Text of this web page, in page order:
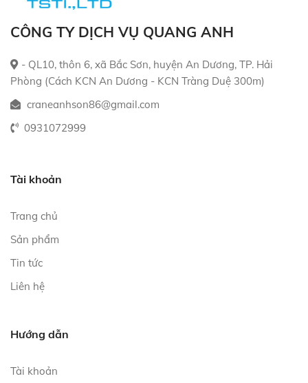
CÔNG TY DỊCH VỤ QUANG ANH
- QL10, thôn 6, xã Bắc Sơn, huyện An Dương, TP. Hải
Phòng (Cách KCN An Dương - KCN Tràng Duệ 300m)
craneanhson86@gmail.com
0931072999
Tài khoản
Trang chủ
Sản phẩm
Tin tức
Liên hệ
Hướng dẫn
Tài khoản